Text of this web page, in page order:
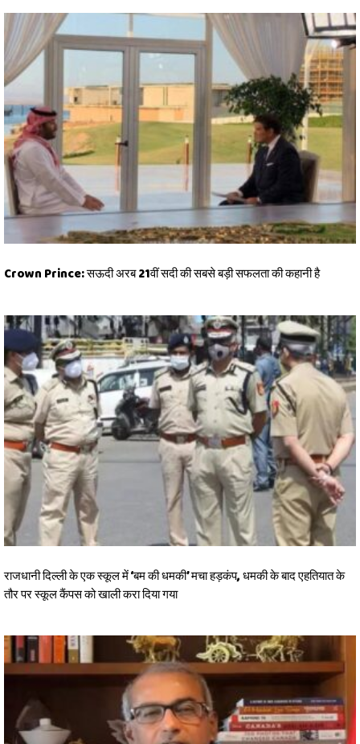
Crown Prince: सऊदी अरब 21वीं सदी की सबसे बड़ी सफलता की कहानी है
राजधानी दिल्ली के एक स्कूल में ‘बम की धमकी’ मचा हड़कंप, धमकी के बाद एहतियात के
तौर पर स्कूल कैंपस को खाली करा दिया गया